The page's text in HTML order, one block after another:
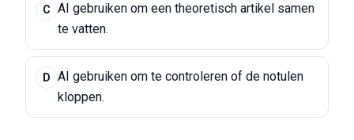
C
AI gebruiken om een theoretisch artikel samen
te vatten.
D
AI gebruiken om te controleren of de notulen
kloppen.